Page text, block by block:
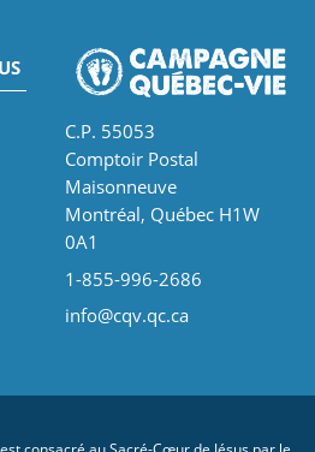
C.P. 55053
Comptoir Postal
Maisonneuve
Montréal, Québec H1W
0A1
1-855-996-2686
info@cqv.qc.ca